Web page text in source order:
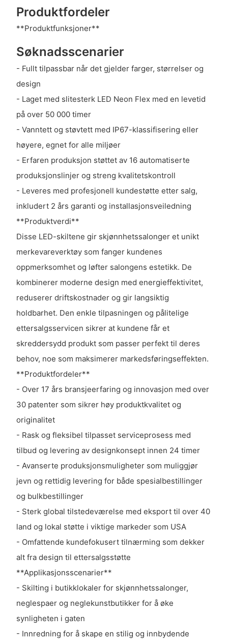
Produktfordeler
**Produktfunksjoner**
Søknadsscenarier
- Fullt tilpassbar når det gjelder farger, størrelser og
design
- Laget med slitesterk LED Neon Flex med en levetid
på over 50 000 timer
- Vanntett og støvtett med IP67-klassifisering eller
høyere, egnet for alle miljøer
- Erfaren produksjon støttet av 16 automatiserte
produksjonslinjer og streng kvalitetskontroll
- Leveres med profesjonell kundestøtte etter salg,
inkludert 2 års garanti og installasjonsveiledning
**Produktverdi**
Disse LED-skiltene gir skjønnhetssalonger et unikt
merkevareverktøy som fanger kundenes
oppmerksomhet og løfter salongens estetikk. De
kombinerer moderne design med energieffektivitet,
reduserer driftskostnader og gir langsiktig
holdbarhet. Den enkle tilpasningen og pålitelige
ettersalgsservicen sikrer at kundene får et
skreddersydd produkt som passer perfekt til deres
behov, noe som maksimerer markedsføringseffekten.
**Produktfordeler**
- Over 17 års bransjeerfaring og innovasjon med over
30 patenter som sikrer høy produktkvalitet og
originalitet
- Rask og fleksibel tilpasset serviceprosess med
tilbud og levering av designkonsept innen 24 timer
- Avanserte produksjonsmuligheter som muliggjør
jevn og rettidig levering for både spesialbestillinger
og bulkbestillinger
- Sterk global tilstedeværelse med eksport til over 40
land og lokal støtte i viktige markeder som USA
- Omfattende kundefokusert tilnærming som dekker
alt fra design til ettersalgsstøtte
**Applikasjonsscenarier**
- Skilting i butikklokaler for skjønnhetssalonger,
neglespaer og neglekunstbutikker for å øke
synligheten i gaten
- Innredning for å skape en stilig og innbydende